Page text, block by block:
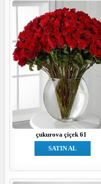
çukurova çiçek 61
SATIN AL